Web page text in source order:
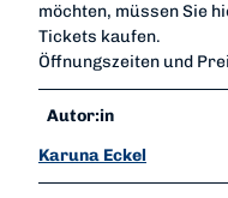
möchten, müssen Sie
Tickets kaufen.
Öffnungszeiten und
Autor:in
Karuna Eckel